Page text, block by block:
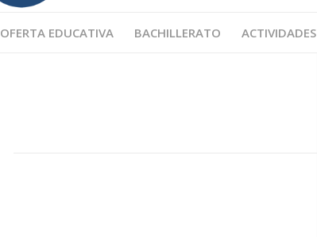
OFERTA EDUCATIVA BACHILLERATO ACTIVIDADES